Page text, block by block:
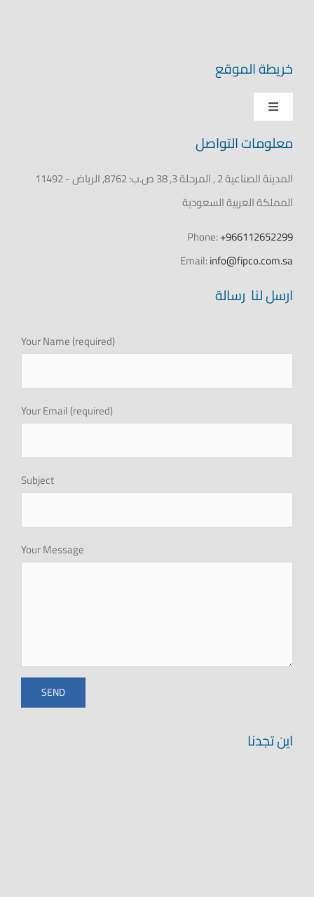
خريطة الموقع
Toggle
Navigation
عن فيبكو
اطلب الأن
معلومات التواصل
المدينة الصناعية 2 , المرحلة 3, 38 ص.ب: 8762, الرياض - 11492
المملكة العربية السعودية
Phone:+966112652299
Email:info@fipco.com.sa
ارسل لنا رسالة
Your Name (required)
Your Email (required)
Subject
Your Message
اين تجدنا